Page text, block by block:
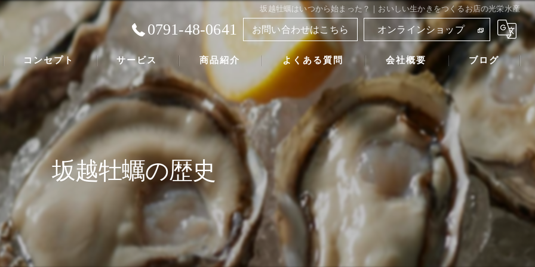
坂越牡蠣はいつから始まった？｜おいしい生かきをつくるお店の光栄水産
0791-48-0641 お問い合わせはこちら オンラインショップ
コンセプト サービス 商品紹介 よくある質問 会社概要
光栄水産
ブログ
坂越牡蠣の歴史